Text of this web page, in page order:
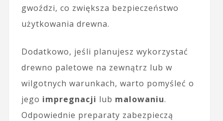
gwoździ, co zwiększa bezpieczeństwo
użytkowania drewna.
Dodatkowo, jeśli planujesz wykorzystać
drewno paletowe na zewnątrz lub w
wilgotnych warunkach, warto pomyśleć o
jego impregnacji lub malowaniu.
Odpowiednie preparaty zabezpieczą